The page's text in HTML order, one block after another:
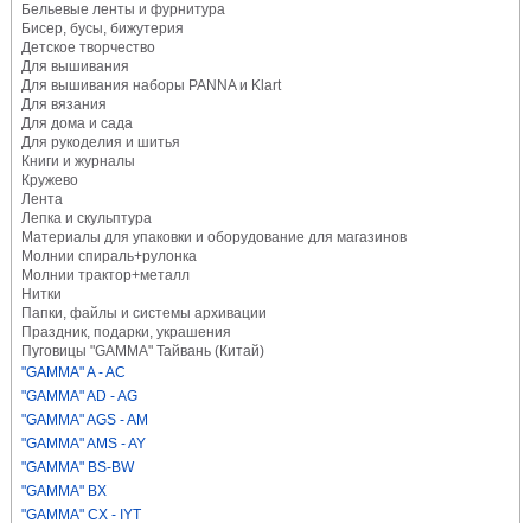
Бельевые ленты и фурнитура
Бисер, бусы, бижутерия
Детское творчество
Для вышивания
Для вышивания наборы PANNA и Klart
Для вязания
Для дома и сада
Для рукоделия и шитья
Книги и журналы
Кружево
Лента
Лепка и скульптура
Материалы для упаковки и оборудование для магазинов
Молнии спираль+рулонка
Молнии трактор+металл
Нитки
Папки, файлы и системы архивации
Праздник, подарки, украшения
Пуговицы "GAMMA" Тайвань (Китай)
"GAMMA" A - AC
"GAMMA" AD - AG
"GAMMA" AGS - AM
"GAMMA" AMS - AY
"GAMMA" BS-BW
"GAMMA" BX
"GAMMA" CX - IYT